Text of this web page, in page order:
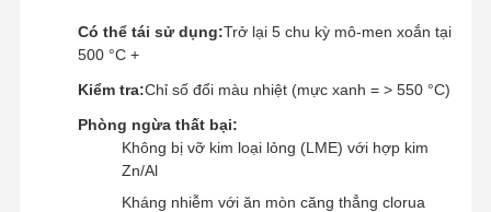
Có thể tái sử dụng:Trở lại 5 chu kỳ mô-men xoắn tại
500 °C +
Kiểm tra:Chỉ số đổi màu nhiệt (mực xanh = > 550 °C)
Phòng ngừa thất bại:
Không bị vỡ kim loại lỏng (LME) với hợp kim
Zn/Al
Kháng nhiễm với ăn mòn căng thẳng clorua